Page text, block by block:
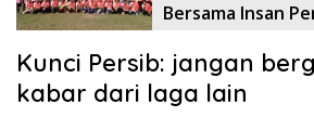
Bersama Insan
Kunci Persib: jangan
kabar dari laga lain